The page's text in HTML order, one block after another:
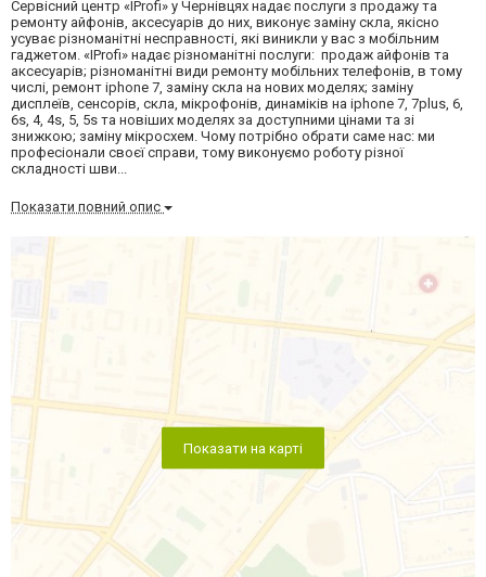
Сервісний центр «IProfi» у Чернівцях надає послуги з продажу та
ремонту айфонів, аксесуарів до них, виконує заміну скла, якісно
усуває різноманітні несправності, які виникли у вас з мобільним
гаджетом. «IProfi» надає різноманітні послуги: продаж айфонів та
аксесуарів; різноманітні види ремонту мобільних телефонів, в тому
числі, ремонт iphone 7, заміну скла на нових моделях; заміну
дисплеїв, сенсорів, скла, мікрофонів, динаміків на iphone 7, 7plus, 6,
6s, 4, 4s, 5, 5s та новіших моделях за доступними цінами та зі
знижкою; заміну мікросхем. Чому потрібно обрати саме нас: ми
професіонали своєї справи, тому виконуємо роботу різної
складності шви...
Показати повний опис
Показати на карті